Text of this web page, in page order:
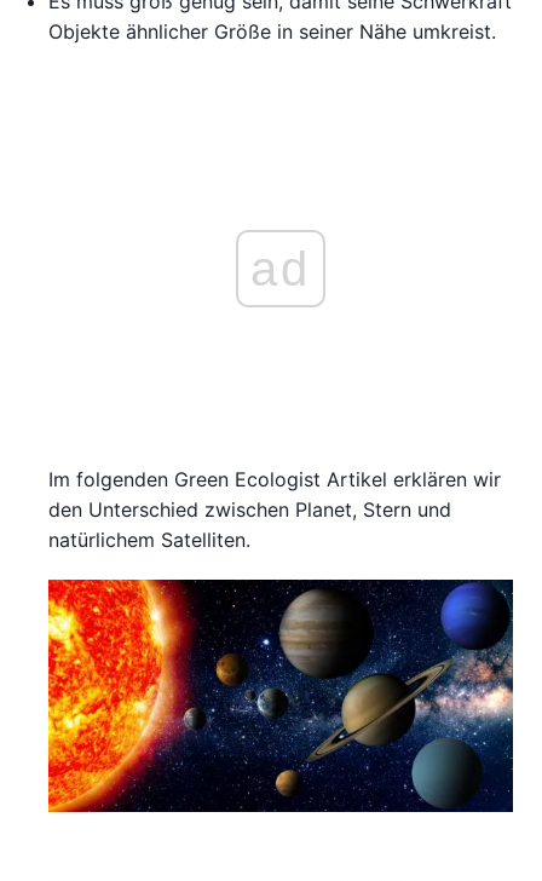
Objekte ähnlicher Größe in seiner Nähe umkreist.
ad
Im folgenden Green Ecologist Artikel erklären wir
den Unterschied zwischen Planet, Stern und
natürlichem Satelliten.